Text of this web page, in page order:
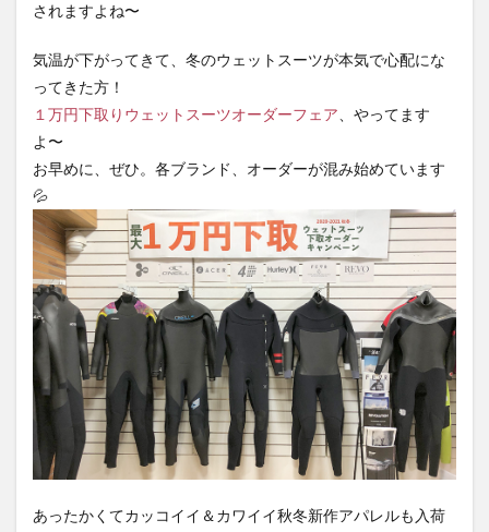
されますよね〜
気温が下がってきて、冬のウェットスーツが本気で心配にな
ってきた方！
１万円下取りウェットスーツオーダーフェア 、やってます
よ〜
お早めに、ぜひ。各ブランド、オーダーが混み始めています
💦
あったかくてカッコイイ＆カワイイ秋冬新作アパレルも入荷